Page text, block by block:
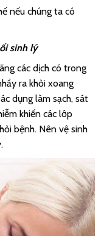
nếu chúng ta có
sinh lý
các dịch có trong
ra khỏi xoang
dụng làm sạch, sát
khiến các lớp
bệnh. Nên vệ sinh